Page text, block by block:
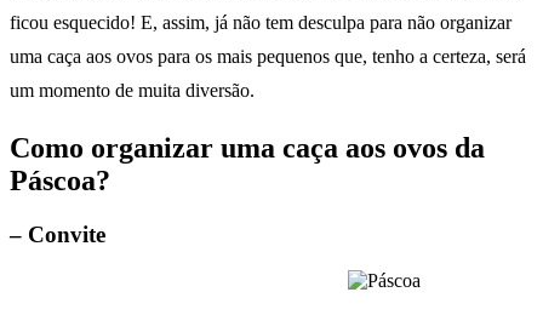
ficou esquecido! E, assim, já não tem desculpa para não organizar
uma caça aos ovos para os mais pequenos que, tenho a certeza, será
um momento de muita diversão.
Como organizar uma caça aos ovos da
Páscoa?
– Convite